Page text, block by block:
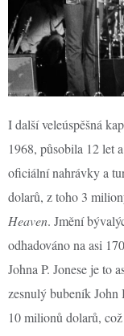
I další veleúspěšná
1968, působila 12 let
oficiální nahrávky a
dolarů, z toho 3
Heaven. Jmění
odhadováno na asi
Johna P. Jonese je to
zesnulý bubeník
10 milionů dolarů,